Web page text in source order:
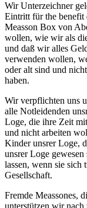
Wir Unterzeichner
Eintritt für the benefit
Measson Box von
wollen, wie wir als
und daß wir alles
verwenden wollen,
oder alt sind und
haben.
Wir verpflichten uns
alle Notleidenden
Loge, die ihre Zeit
und nicht arbeiten
Kinder unsrer Loge,
unsrer Loge
lassen, wenn sie sich
Gesellschaft.
Fremde Meassones,